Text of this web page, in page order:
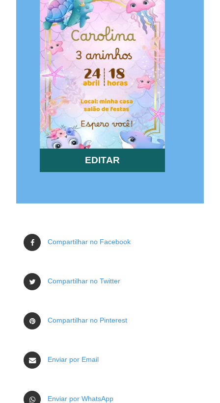
EDITAR
Compartilhar no Facebook
Compartilhar no Twitter
Compartilhar no Pinterest
Enviar por Email
Enviar por WhatsApp